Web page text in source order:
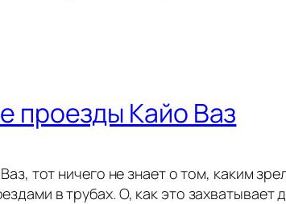
проезды Кайо Ваз
тот ничего не знает о том, каким
в трубах. О, как это захватывает